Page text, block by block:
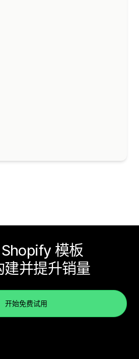
模板
建并提升销量
开始免费试用